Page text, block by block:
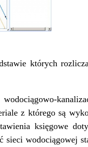
których
z którego są
księgowe
sieci wodociągowej